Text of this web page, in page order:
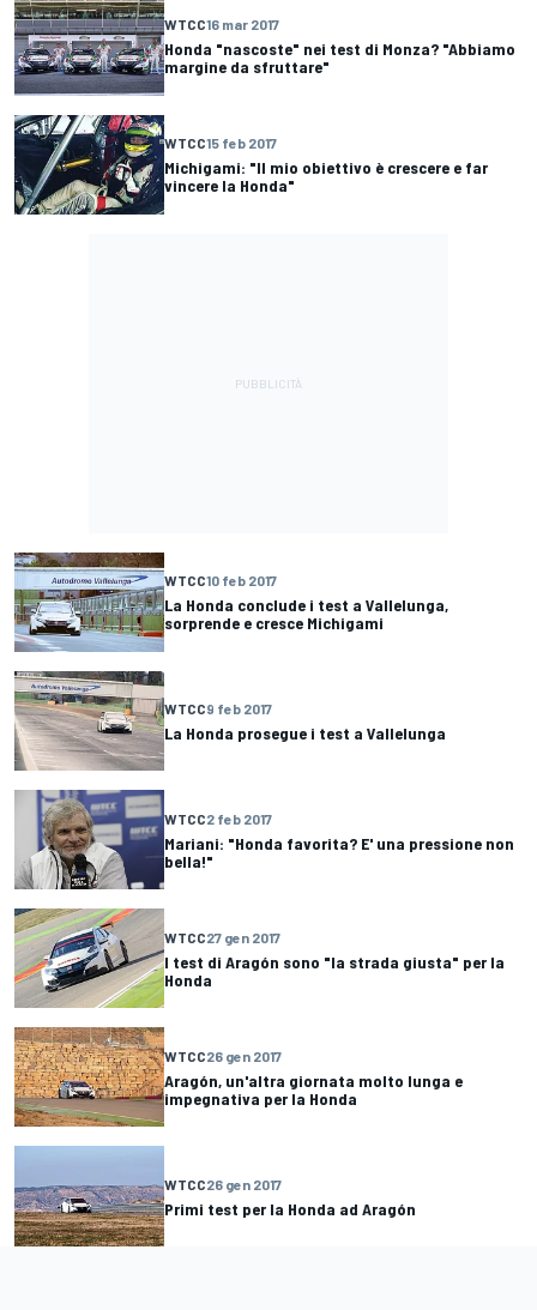
WTCC16 mar 2017
Honda "nascoste" nei test di Monza? "Abbiamo
margine da sfruttare"
WTCC15 feb 2017
Michigami: "Il mio obiettivo è crescere e far
vincere la Honda"
WTCC10 feb 2017
La Honda conclude i test a Vallelunga,
sorprende e cresce Michigami
WTCC9 feb 2017
La Honda prosegue i test a Vallelunga
WTCC2 feb 2017
Mariani: "Honda favorita? E' una pressione non
bella!"
WTCC27 gen 2017
I test di Aragón sono "la strada giusta" per la
Honda
WTCC26 gen 2017
Aragón, un'altra giornata molto lunga e
impegnativa per la Honda
WTCC26 gen 2017
Primi test per la Honda ad Aragón